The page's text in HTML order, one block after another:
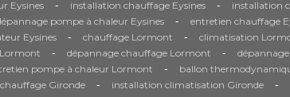
Eysines - installation chauffage Eysines - installation
pompe à chaleur Eysines - entretien chauffage
Eysines - chauffage Lormont - climatisation
- dépannage chauffage Lormont -
pompe à chaleur Lormont - ballon
Gironde - installation climatisation Gironde -